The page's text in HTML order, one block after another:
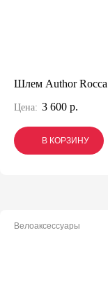
Шлем Author Rocca
Цена: 3 600 р.
В КОРЗИНУ
В КОРЗИНУ
В КОРЗИНУ
Велоаксессуары